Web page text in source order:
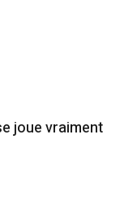
joue vraiment